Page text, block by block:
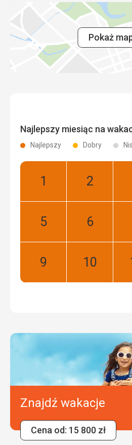
Pokaż
Najlepszy miesiąc na
Najlepszy Dobry
Styczeń:
Luty:
Maj:
Czerwiec:
Wrzesień:
Październik:
Znajdź wakacje
Cena od: 15 800 zł